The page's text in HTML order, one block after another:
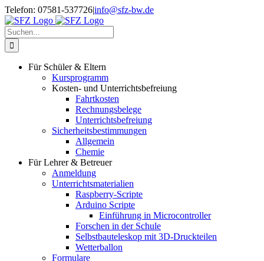
Zum
Inhalt
springen
Telefon: 07581-537726|info@sfz-bw.de
Suche
nach:
Für Schüler & Eltern
Kursprogramm
Kosten- und Unterrichtsbefreiung
Fahrtkosten
Rechnungsbelege
Unterrichtsbefreiung
Sicherheitsbestimmungen
Allgemein
Chemie
Für Lehrer & Betreuer
Anmeldung
Unterrichtsmaterialien
Raspberry-Scripte
Arduino Scripte
Einführung in Microcontroller
Forschen in der Schule
Selbstbauteleskop mit 3D-Druckteilen
Wetterballon
Formulare